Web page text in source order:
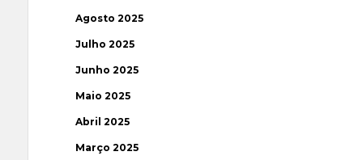
Agosto 2025
Julho 2025
Junho 2025
Maio 2025
Abril 2025
Março 2025